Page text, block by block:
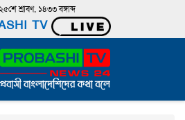
শ্রাবণ, ১৪৩৩ বঙ্গাব্দ
TV